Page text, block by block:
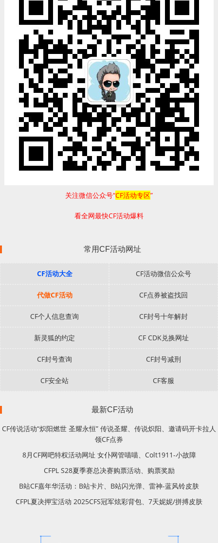
关注微信公众号“CF活动专区”
看全网最快CF活动爆料
常用CF活动网址
CF活动大全 CF活动微信公众号
代做CF活动 CF点券被盗找回
CF个人信息查询 CF封号十年解封
新灵狐的约定 CF CDK兑换网址
CF封号查询 CF封号减刑
CF安全站 CF客服
最新CF活动
CF传说活动“炽阳燃世 圣耀永恒” 传说圣耀、传说炽阳、邀请码开卡拉人
领CF点券
8月CF网吧特权活动网址 女仆网管喵喵、Colt1911-小故障
CFPL S28夏季赛总决赛购票活动、购票奖励
B站CF嘉年华活动：B站卡片、B站闪光弹、雷神-蓝风铃皮肤
CFPL夏决押宝活动 2025CFS冠军炫彩背包、7天妮妮/拼搏皮肤